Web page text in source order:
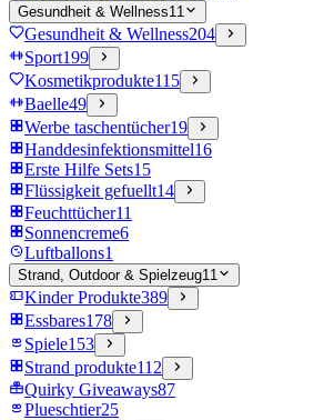
Gesundheit & Wellness11
Gesundheit & Wellness204
Sport199
Kosmetikprodukte115
Baelle49
Werbe taschentücher19
Handdesinfektionsmittel16
Erste Hilfe Sets15
Flüssigkeit gefuellt14
Feuchttücher11
Sonnencreme6
Luftballons1
Strand, Outdoor & Spielzeug11
Kinder Produkte389
Essbares178
Spiele153
Strand produkte112
Quirky Giveaways87
Plueschtier25